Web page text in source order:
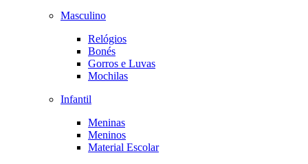
Masculino
Relógios
Bonés
Gorros e Luvas
Mochilas
Infantil
Meninas
Meninos
Material Escolar